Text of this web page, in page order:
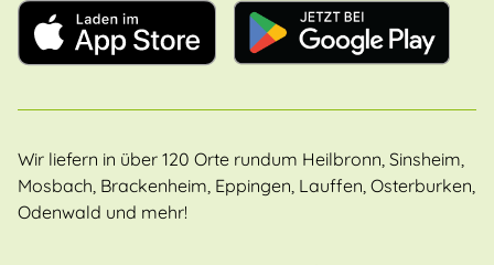
Wir liefern in über 120 Orte rundum Heilbronn, Sinsheim,
Mosbach, Brackenheim, Eppingen, Lauffen, Osterburken,
Odenwald und mehr!